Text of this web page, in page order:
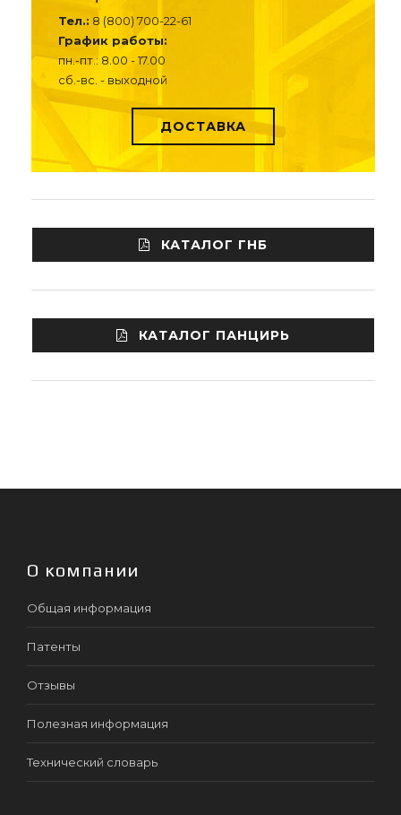
Тел.: 8 (800) 700-22-61
График работы:
пн.-пт.: 8.00 - 17.00
сб.-вс. - выходной
ДОСТАВКА
КАТАЛОГ ГНБ
КАТАЛОГ ПАНЦИРЬ
О компании
Общая информация
Патенты
Отзывы
Полезная информация
Технический словарь